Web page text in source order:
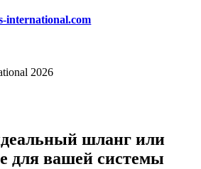
international.com
2026
шланг или
для вашей системы